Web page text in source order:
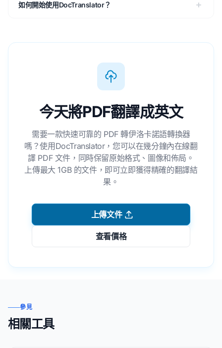
如何開始使用DocTranslator？
今天將PDF翻譯成英文
需要一款快速可靠的 PDF 轉伊洛卡諾語轉換器
嗎？使用DocTranslator，您可以在幾分鐘內在線翻
譯 PDF 文件，同時保留原始格式、圖像和佈局。
上傳最大 1GB 的文件，即可立即獲得精確的翻譯結
果。
上傳文件
查看價格
參見
相關工具